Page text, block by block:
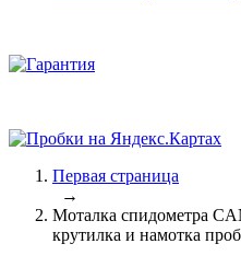
Первая страница
→
Моталка спидометра
крутилка и намотка